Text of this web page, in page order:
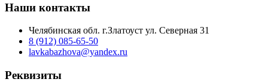
Наши контакты
Челябинская обл. г.Златоуст ул. Северная 31
8 (912) 085-65-50
lavkabazhova@yandex.ru
Реквизиты